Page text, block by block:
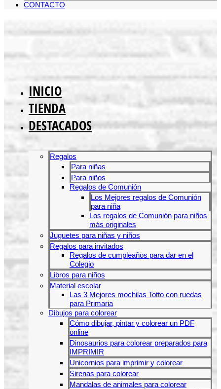
CONTACTO
INICIO
TIENDA
DESTACADOS
Regalos
Para niñas
Para niños
Regalos de Comunión
Los Mejores regalos de Comunión
para niña
Los regalos de Comunión para niños
más originales
Juguetes para niñas y niños
Regalos para invitados
Regalos de cumpleaños para dar en el
Colegio
Libros para niños
Material escolar
Las 3 Mejores mochilas Totto con ruedas
para Primaria
Dibujos para colorear
Cómo dibujar, pintar y colorear un PDF
online
Dinosaurios para colorear preparados para
IMPRIMIR
Unicornios para imprimir y colorear
Sirenas para colorear
Mandalas de animales para colorear